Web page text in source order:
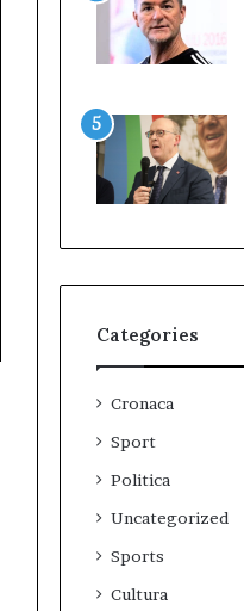
Categories
Cronaca
Sport
Politica
Uncategorized
Sports
Cultura